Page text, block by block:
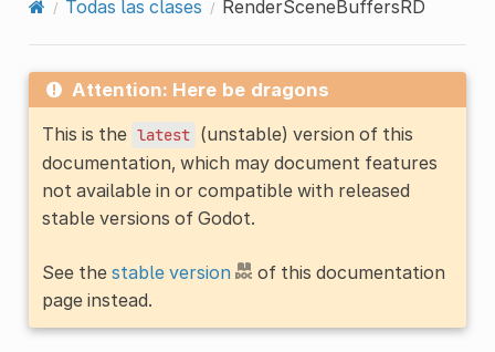
Todas las clases
RenderSceneBuffersRD
Attention: Here be dragons
This is the latest (unstable) version of this
documentation, which may document features
not available in or compatible with released
stable versions of Godot.
See the stable version
of this documentation
page instead.